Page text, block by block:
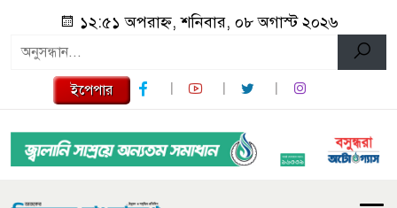
১২:৫১ অপরাহ্ন, শনিবার, ০৮ অগাস্ট ২০২৬
ইপেপার